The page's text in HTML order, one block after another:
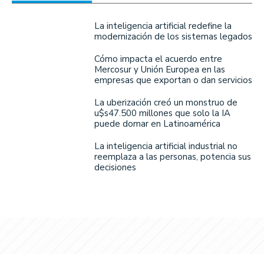
La inteligencia artificial redefine la
modernización de los sistemas legados
Cómo impacta el acuerdo entre
Mercosur y Unión Europea en las
empresas que exportan o dan servicios
La uberización creó un monstruo de
u$s47.500 millones que solo la IA
puede domar en Latinoamérica
La inteligencia artificial industrial no
reemplaza a las personas, potencia sus
decisiones